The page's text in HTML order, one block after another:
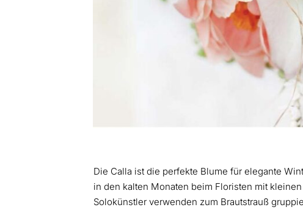
Die Calla ist die perfekte Blume für elegante
in den kalten Monaten beim Floristen mit
Solokünstler verwenden zum Brautstrauß